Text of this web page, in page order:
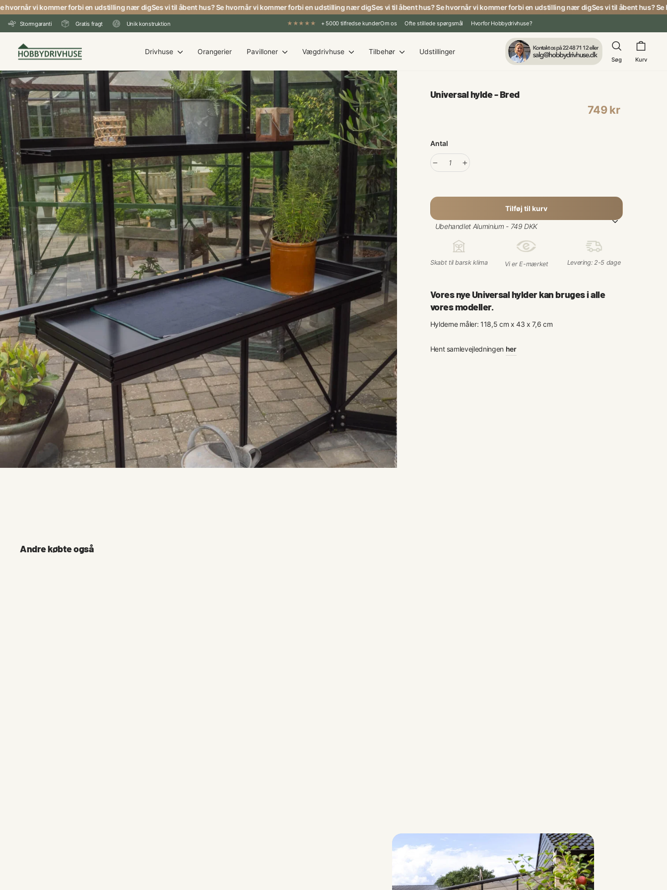
□
Gå
indhold
vi kommer forbi en udstilling nær digSes vi til åbent hus? Se hvornår vi kommer forbi en udstilling nær digSes vi til åbent hus? Se hvornår vi kommer forbi en udstilling nær digSes vi til åbent hus? Se
Stormgaranti Gratis fragt Unik konstruktion ★★★★★ + 5000 tilfredse kunderOm os Ofte stillede spørgsmål Hvorfor Hobbydrivhuse?
Drivhuse Orangerier Pavilloner Vægdrivhuse Tilbehør Udstillinger
Søg Kurv
Universal hylde - Bred
749 kr
Antal
+
Tilføj til kurv
Skabt til barsk klima Vi er E-mærket Levering: 2-5 dage
Vores nye Universal hylder kan bruges i alle
vores modeller.
Hylderne måler: 118,5 cm x 43 x 7,6 cm
Hent samlevejledningen her
Andre købte også